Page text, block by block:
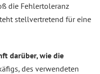
die Fehlertoleranz
stellvertretend für eine
darüber, wie die
des verwendeten